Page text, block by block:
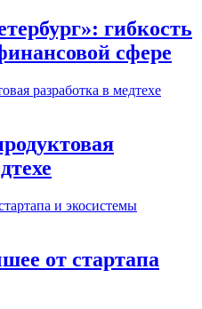
гибкость
сфере
от стартапа